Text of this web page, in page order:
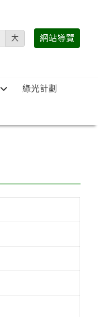
大 網站導覽
綠光計劃